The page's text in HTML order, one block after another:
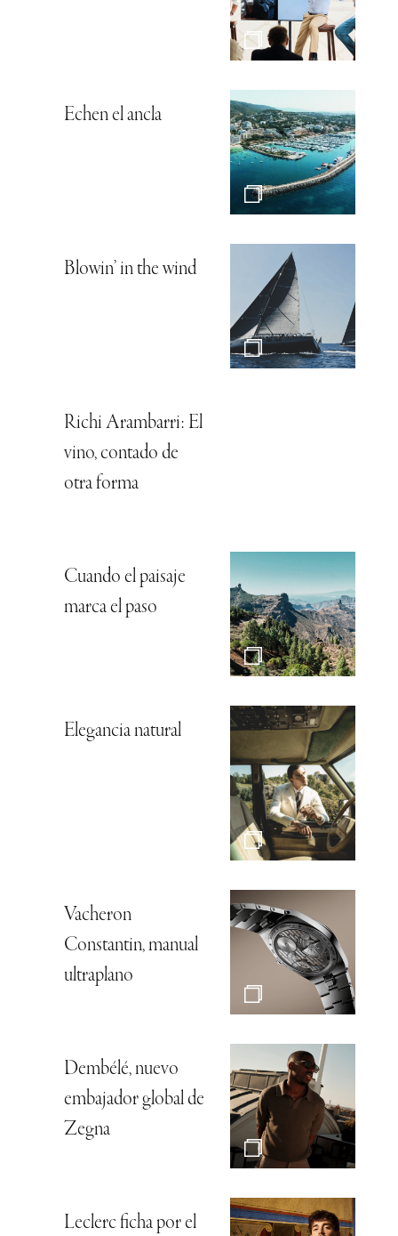
Echen el ancla
Blowin’ in the wind
Richi Arambarri: El
vino, contado de
otra forma
Cuando el paisaje
marca el paso
Elegancia natural
Vacheron
Constantin, manual
ultraplano
Dembélé, nuevo
embajador global de
Zegna
Leclerc ficha por el